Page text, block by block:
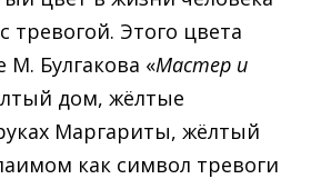
тревогой. Этого цвета
Булгакова «Мастер и
дом, жёлтые
Маргариты, жёлтый
как символ тревоги